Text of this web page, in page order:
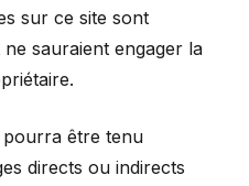
sur ce site sont
sauraient engager la
pourra être tenu
directs ou indirects